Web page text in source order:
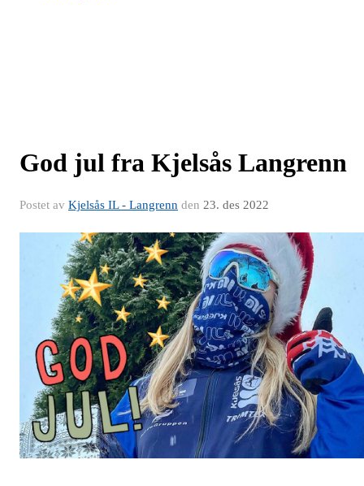
God jul fra Kjelsås Langrenn
Postet av Kjelsås IL - Langrenn den 23. des 2022